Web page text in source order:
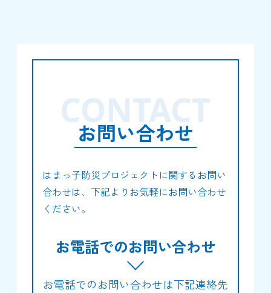
お問い合わせ
CONTACT
はまっ子防災プロジェクトに関するお問い
合わせは、下記よりお気軽にお問い合わせ
ください。
お電話でのお問い合わせ
お電話でのお問い合わせは下記連絡先